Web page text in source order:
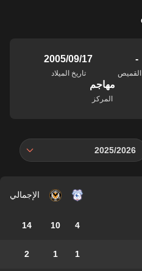
-
17‏/09‏/2005
تاريخ الميلاد
مهاجم
المركز
2025/2026
الإجمالي
4
10
14
1
1
2